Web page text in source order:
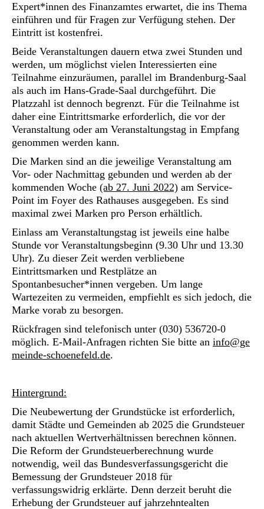
Expert*innen des Finanzamtes erwartet, die ins Thema
einführen und für Fragen zur Verfügung stehen. Der
Eintritt ist kostenfrei.
Beide Veranstaltungen dauern etwa zwei Stunden und
werden, um möglichst vielen Interessierten eine
Teilnahme einzuräumen, parallel im Brandenburg-Saal
als auch im Hans-Grade-Saal durchgeführt. Die
Platzzahl ist dennoch begrenzt. Für die Teilnahme ist
daher eine Eintrittsmarke erforderlich, die vor der
Veranstaltung oder am Veranstaltungstag in Empfang
genommen werden kann.
Die Marken sind an die jeweilige Veranstaltung am
Vor- oder Nachmittag gebunden und werden ab der
kommenden Woche (ab 27. Juni 2022) am Service-
Point im Foyer des Rathauses ausgegeben. Es sind
maximal zwei Marken pro Person erhältlich.
Einlass am Veranstaltungstag ist jeweils eine halbe
Stunde vor Veranstaltungsbeginn (9.30 Uhr und 13.30
Uhr). Zu dieser Zeit werden verbliebene
Eintrittsmarken und Restplätze an
Spontanbesucher*innen vergeben. Um lange
Wartezeiten zu vermeiden, empfiehlt es sich jedoch, die
Marke vorab zu besorgen.
Rückfragen sind telefonisch unter (030) 536720-0
möglich. E-Mail-Anfragen richten Sie bitte an info@ge
meinde-schoenefeld.de.
Hintergrund:
Die Neubewertung der Grundstücke ist erforderlich,
damit Städte und Gemeinden ab 2025 die Grundsteuer
nach aktuellen Wertverhältnissen berechnen können.
Die Reform der Grundsteuerberechnung wurde
notwendig, weil das Bundesverfassungsgericht die
Bemessung der Grundsteuer 2018 für
verfassungswidrig erklärte. Denn derzeit beruht die
Erhebung der Grundsteuer auf jahrzehntealten